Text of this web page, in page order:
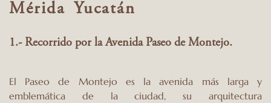
Mérida Yucatán
1.- Recorrido por la Avenida Paseo de Montejo.
El Paseo de Montejo es la avenida más larga y
emblemática de la ciudad, su arquitectura